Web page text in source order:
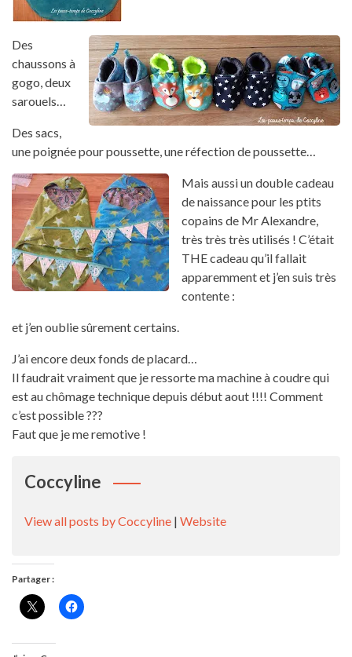
Des
chaussons à
gogo, deux
sarouels…
Des sacs,
une poignée pour poussette, une réfection de poussette…
Mais aussi un double cadeau
de naissance pour les ptits
copains de Mr Alexandre,
très très très utilisés ! C’était
THE cadeau qu’il fallait
apparemment et j’en suis très
contente :
et j’en oublie sûrement certains.
J’ai encore deux fonds de placard…
Il faudrait vraiment que je ressorte ma machine à coudre qui
est au chômage technique depuis début aout !!!! Comment
c’est possible ???
Faut que je me remotive !
Coccyline
View all posts by Coccyline | Website
Partager :